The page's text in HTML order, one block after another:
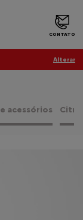
CONTATO
Alterar
acessórios